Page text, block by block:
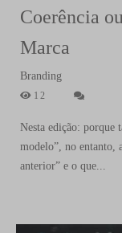
Coerência
Marca
Branding
12
Nesta edição: porque
modelo”, no entanto,
anterior” e o que...